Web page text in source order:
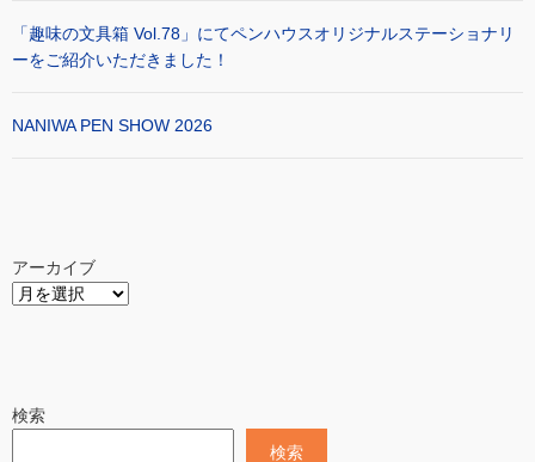
「趣味の文具箱 Vol.78」にてペンハウスオリジナルステーショナリ
ーをご紹介いただきました！
NANIWA PEN SHOW 2026
アーカイブ
検索
検索